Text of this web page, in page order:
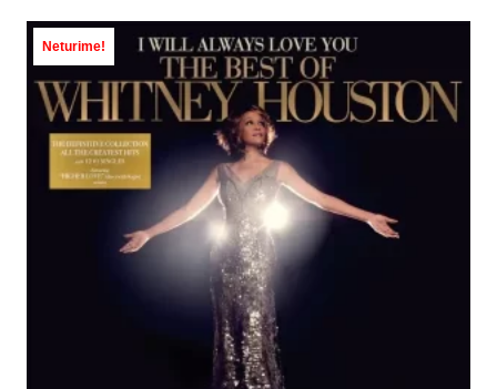
Neturime!